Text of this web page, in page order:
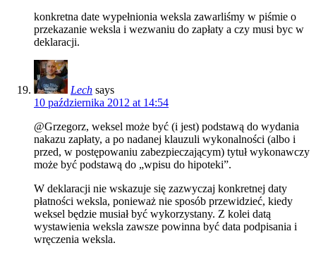
konkretna date wypełnionia weksla zawarliśmy w piśmie o
przekazanie weksla i wezwaniu do zapłaty a czy musi byc w
deklaracji.
Lech says
10 października 2012 at 14:54
@Grzegorz, weksel może być (i jest) podstawą do wydania
nakazu zapłaty, a po nadanej klauzuli wykonalności (albo i
przed, w postępowaniu zabezpieczającym) tytuł wykonawczy
może być podstawą do „wpisu do hipoteki”.
W deklaracji nie wskazuje się zazwyczaj konkretnej daty
płatności weksla, ponieważ nie sposób przewidzieć, kiedy
weksel będzie musiał być wykorzystany. Z kolei datą
wystawienia weksla zawsze powinna być data podpisania i
wręczenia weksla.